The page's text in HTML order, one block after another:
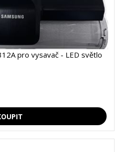
pro vysavač - LED světlo